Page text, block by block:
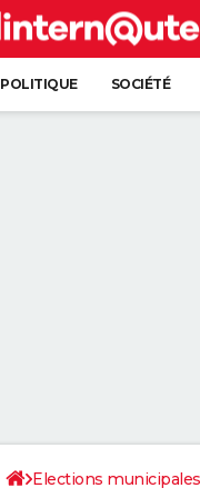
POLITIQUE SOCIÉTÉ
Elections municipales